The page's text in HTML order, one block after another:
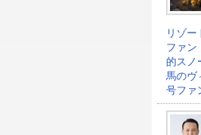
リゾー
ファン
的スノ
馬のヴ
号ファ